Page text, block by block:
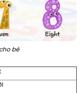
bé